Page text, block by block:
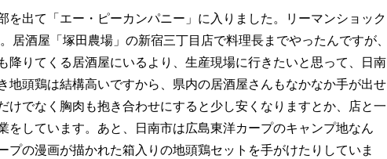
出て「エー・ピーカンパニー」に入りました。リーマンショック
居酒屋「塚田農場」の新宿三丁目店で料理長までやったんですが、
降りてくる居酒屋にいるより、生産現場に行きたいと思って、日南
地頭鶏は結構高いですから、県内の居酒屋さんもなかなか手が出せ
けでなく胸肉も抱き合わせにすると少し安くなりますとか、店と一
をしています。あと、日南市は広島東洋カープのキャンプ地なん
プの漫画が描かれた箱入りの地頭鶏セットを手がけたりしていま